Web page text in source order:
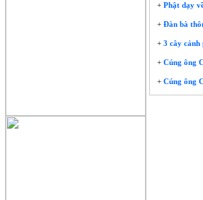
+ Phật dạy
+ Đàn bà
+ 3 cây cảnh
+ Cúng ông
+ Cúng ông